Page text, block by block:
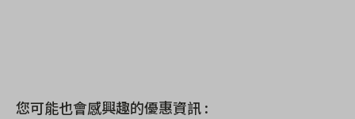
您可能也會感興趣的優惠資訊 :